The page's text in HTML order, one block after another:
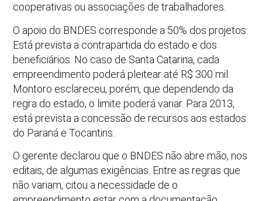
cooperativas ou associações de trabalhadores.
O apoio do BNDES corresponde a 50% dos projetos.
Está prevista a contrapartida do estado e dos
beneficiários. No caso de Santa Catarina, cada
empreendimento poderá pleitear até R$ 300 mil.
Montoro esclareceu, porém, que dependendo da
regra do estado, o limite poderá variar. Para 2013,
está prevista a concessão de recursos aos estados
do Paraná e Tocantins.
O gerente declarou que o BNDES não abre mão, nos
editais, de algumas exigências. Entre as regras que
não variam, citou a necessidade de o